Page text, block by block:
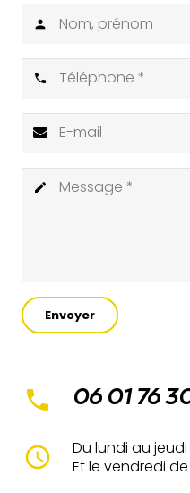
person
phone
create
Envoyer
phone 06 01 76
access_time
Du lundi au
Et le vendredi